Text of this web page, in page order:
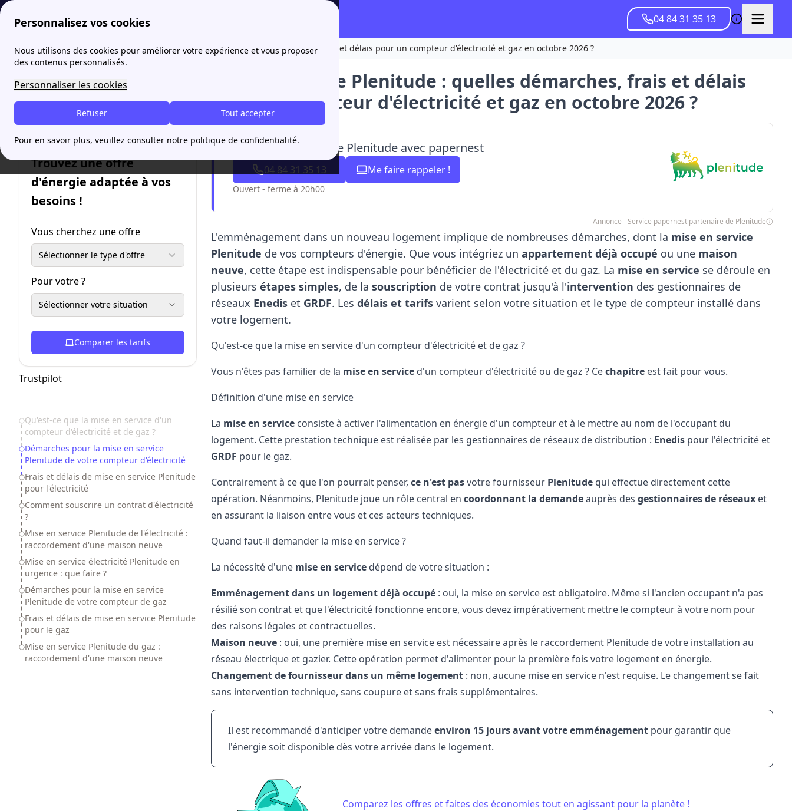
Personnalisez vos cookies
Nous utilisons des cookies pour améliorer votre expérience et vous proposer
des contenus personnalisés.
Personnaliser les cookies
Tout accepter
Refuser
Pour en savoir plus, veuillez consulter notre politique de confidentialité.
04 84 31 35 13
papernest MoreSouscrire Mise en service Plenitude : quelles démarches, frais et délais pour un compteur d'électricité et gaz en octobre 2026 ?
Trouvez une offre
d'énergie adaptée à vos
besoins !
Vous cherchez une offre
Sélectionner le type d'offre
Pour votre ?
Sélectionner votre situation
Comparer les tarifs
Trustpilot
Table of Contents
Qu'est-ce que la mise en service d'un
compteur d'électricité et de gaz ?
Démarches pour la mise en service
Plenitude de votre compteur d'électricité
Frais et délais de mise en service Plenitude
pour l'électricité
Comment souscrire un contrat d'électricité
?
Mise en service Plenitude de l'électricité :
raccordement d'une maison neuve
Mise en service électricité Plenitude en
urgence : que faire ?
Démarches pour la mise en service
Plenitude de votre compteur de gaz
Frais et délais de mise en service Plenitude
pour le gaz
Mise en service Plenitude du gaz :
raccordement d'une maison neuve
Mise en service Plenitude : quelles démarches, frais et délais
pour un compteur d'électricité et gaz en octobre 2026 ?
Je souscris une offre Plenitude avec papernest
04 84 31 35 13 Me faire rappeler !
Ouvert - ferme à 20h00
Annonce - Service papernest partenaire de Plenitude
L'emménagement dans un nouveau logement implique de nombreuses démarches, dont la mise en service
Plenitude de vos compteurs d'énergie. Que vous intégriez un appartement déjà occupé ou une maison
neuve, cette étape est indispensable pour bénéficier de l'électricité et du gaz. La mise en service se déroule en
plusieurs étapes simples, de la souscription de votre contrat jusqu'à l'intervention des gestionnaires de
réseaux Enediset GRDF. Les délais et tarifsvarient selon votre situation et le type de compteur installé dans
votre logement.
Qu'est-ce que la mise en service d'un compteur d'électricité et de gaz ?
Vous n'êtes pas familier de la mise en serviced'un compteur d'électricité ou de gaz ? Cechapitreest fait pour vous.
Définition d'une mise en service
La mise en serviceconsiste à activer l'alimentation en énergie d'un compteur et à le mettre au nom de l'occupant du
logement. Cette prestation technique est réalisée par les gestionnaires de réseaux de distribution : Enedispour l'électricité et
GRDF pour le gaz.
Contrairement à ce que l'on pourrait penser, ce n'est pasvotre fournisseur Plenitudequi effectue directement cette
opération. Néanmoins, Plenitude joue un rôle central en coordonnant la demandeauprès des gestionnaires de réseauxet
en assurant la liaison entre vous et ces acteurs techniques.
Quand faut-il demander la mise en service ?
La nécessité d'une mise en servicedépend de votre situation :
Emménagement dans un logement déjà occupé: oui, la mise en service est obligatoire. Même si l'ancien occupant n'a pas
résilié son contrat et que l'électricité fonctionne encore, vous devez impérativement mettre le compteur à votre nom pour
des raisons légales et contractuelles.
Maison neuve: oui, une première mise en service est nécessaire après le raccordement Plenitudede votre installation au
réseau électrique et gazier. Cette opération permet d'alimenter pour la première fois votre logement en énergie.
Changement de fournisseur dans un même logement: non, aucune mise en service n'est requise. Le changement se fait
sans intervention technique, sans coupure et sans frais supplémentaires.
Il est recommandé d'anticiper votre demandeenviron 15 jours avant votre emménagementpour garantir que
l'énergie soit disponible dès votre arrivée dans le logement.
Comparez les offres et faites des économies tout en agissant pour la planète !